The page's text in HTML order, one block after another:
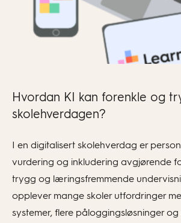
Hvordan KI kan forenkle og
skolehverdagen?
I en digitalisert skolehverdag er
vurdering og inkludering avgjørende
trygg og læringsfremmende
opplever mange skoler utfordringer
systemer, flere påloggingsløsninger